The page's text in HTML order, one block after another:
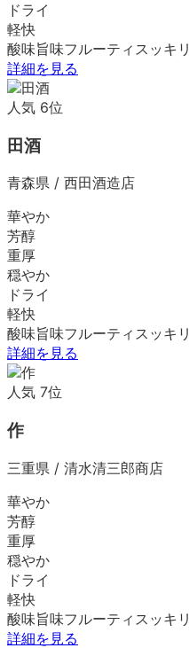
ドライ
軽快
酸味旨味フルーティ スッキリ
詳細を見る
人気 6位
田酒
青森県 / 西田酒造店
華やか
芳醇
重厚
穏やか
ドライ
軽快
酸味旨味フルーティ スッキリ
詳細を見る
人気 7位
作
三重県 / 清水清三郎商店
華やか
芳醇
重厚
穏やか
ドライ
軽快
酸味旨味フルーティ スッキリ
詳細を見る